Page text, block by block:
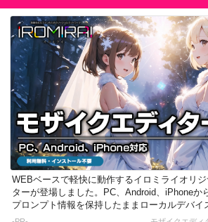
WEBベースで軽快に動作するイロミライオリ
ターが登場しました。PC、Android、iPhoneか
プロンプト情報を保持したままローカルデバイ
能です。